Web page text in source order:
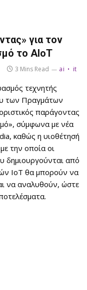
για τον
το AIoT
3 Mins Read ai it
τεχνητής
των Πραγμάτων
παράγοντας
σύμφωνα με νέα
καθώς η υιοθέτησή
την οποία οι
δημιουργούνται από
IoT θα μπορούν να
να αναλυθούν, ώστε